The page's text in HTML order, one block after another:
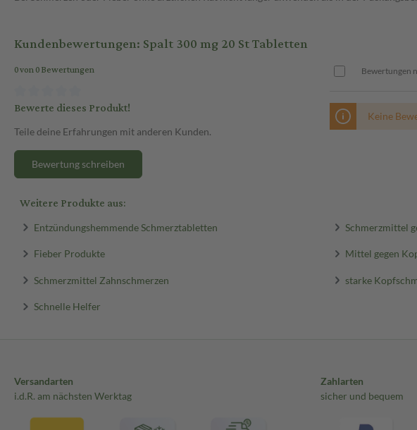
Kundenbewertungen: Spalt 300 mg 20 St Tabletten
0 von 0 Bewertungen
Bewerte dieses Produkt!
Teile deine Erfahrungen mit anderen Kunden.
Bewertung schreiben
Bewertungen
Keine
Weitere Produkte aus:
Entzündungshemmende Schmerztabletten Schmerzmittel
Fieber Produkte Mittel gegen
Schmerzmittel Zahnschmerzen starke
Schnelle Helfer
Versandarten
i.d.R. am nächsten Werktag
Zahlarten
sicher und bequem